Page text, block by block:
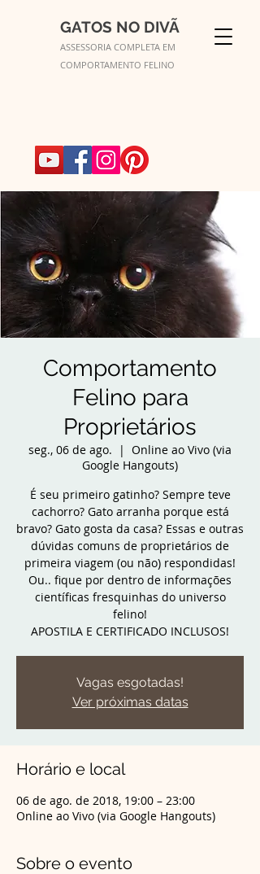
GATOS NO DIVÃ
ASSESSORIA COMPLETA EM
COMPORTAMENTO FELINO
Comportamento
Felino para
Proprietários
seg., 06 de ago.
  |
Online ao Vivo (via
Google Hangouts)
É seu primeiro gatinho? Sempre teve
cachorro? Gato arranha porque está
bravo? Gato gosta da casa? Essas e outras
dúvidas comuns de proprietários de
primeira viagem (ou não) respondidas!
Ou.. fique por dentro de informações
científicas fresquinhas do universo
felino!
APOSTILA E CERTIFICADO INCLUSOS!
Vagas esgotadas!
Ver próximas datas
Horário e local
06 de ago. de 2018, 19:00 – 23:00
Online ao Vivo (via Google Hangouts)
Sobre o evento